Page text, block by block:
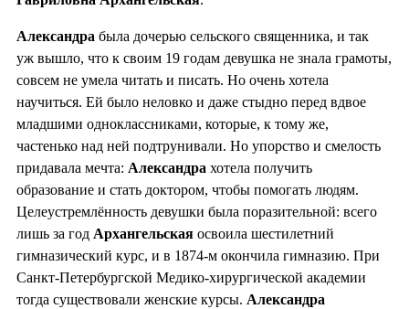
Александра была дочерью сельского священника, и так
уж вышло, что к своим 19 годам девушка не знала грамоты,
совсем не умела читать и писать. Но очень хотела
научиться. Ей было неловко и даже стыдно перед вдвое
младшими одноклассниками, которые, к тому же,
частенько над ней подтрунивали. Но упорство и смелость
придавала мечта: Александра хотела получить
образование и стать доктором, чтобы помогать людям.
Целеустремлённость девушки была поразительной: всего
лишь за год Архангельская освоила шестилетний
гимназический курс, и в 1874-м окончила гимназию. При
Санкт-Петербургской Медико-хирургической академии
тогда существовали женские курсы. Александра